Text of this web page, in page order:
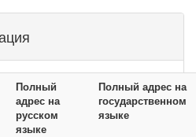
Полный
адрес на
русском
языке
Полный адрес на
государственном
языке